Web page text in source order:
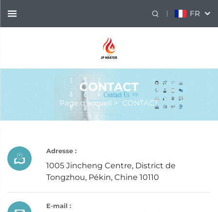
FR
CONTACT
Page d'accueil > CONTACT
Adresse :
1005 Jincheng Centre, District de
Tongzhou, Pékin, Chine 10110
E-mail :